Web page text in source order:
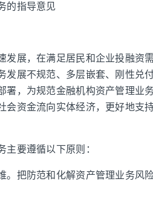
的指导意见
发展，在满足居民和企业投融资
发展不规范、多层嵌套、刚性兑
署，为规范金融机构资产管理业
会资金流向实体经济，更好地支
主要遵循以下原则：
。把防范和化解资产管理业务风